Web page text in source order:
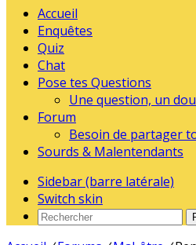
Accueil
Enquêtes
Quiz
Chat
Pose tes Questions
Une question, un
Forum
Besoin de partager
Sourds & Malentendants
Sidebar (barre latérale)
Switch skin